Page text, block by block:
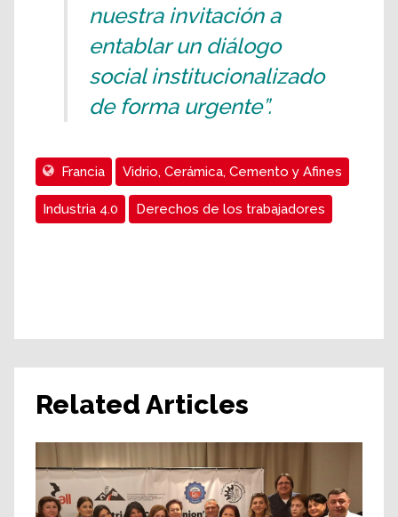
nuestra invitación a
entablar un diálogo
social institucionalizado
de forma urgente”.
Francia Vidrio, Cerámica, Cemento y Afines
Industria 4.0 Derechos de los trabajadores
Related Articles